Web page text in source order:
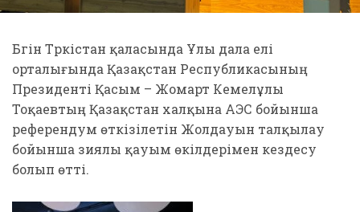
Бүгін Түркістан қаласында Ұлы дала елі
орталығында Қазақстан Республикасының
Президенті Қасым – Жомарт Кемелұлы
Тоқаевтың Қазақстан халқына АЭС бойынша
референдум өткізілетін Жолдауын талқылау
бойынша зиялы қауым өкілдерімен кездесу
болып өтті.